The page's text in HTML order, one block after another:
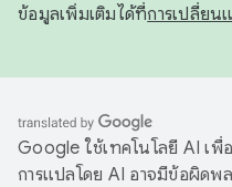
ข้อมูลเพิ่มเติมได้ที่การเปลี่ยน
Google ใช้เทคโนโลยี AI เ
การแปลโดย AI อาจมีข้อผิดพ